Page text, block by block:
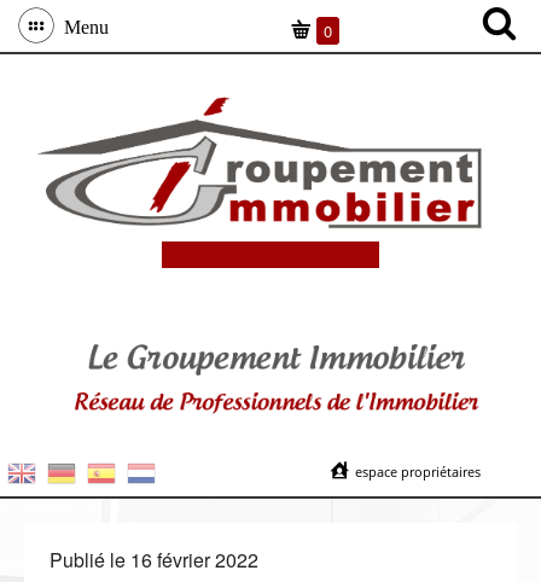
Menu 0
espace propriétaires
Publié le 16 février 2022